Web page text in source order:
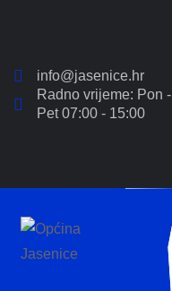
info@jasenice.hr
Radno vrijeme: Pon -
Pet 07:00 - 15:00